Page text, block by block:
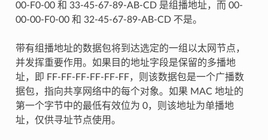
00-F0-00 和 33-45-67-89-AB-CD 是组播地址，而 00-
00-00-F0-00 和 32-45-67-89-AB-CD 不是。
带有组播地址的数据包将到达选定的一组以太网节点，
并发挥重要作用。如果目的地址字段是保留的多播地
址，即 FF-FF-FF-FF-FF-FF，则该数据包是一个广播数
据包，指向共享网络中的每个对象。如果 MAC 地址的
第一个字节中的最低有效位为 0，则该地址为单播地
址，仅供寻址节点使用。